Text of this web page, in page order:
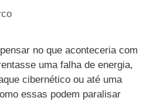
no que aconteceria com
uma falha de energia,
cibernético ou até uma
essas podem paralisar